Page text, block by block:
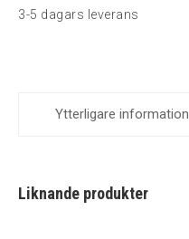
3-5 dagars leverans
Ytterligare information
Liknande produkter